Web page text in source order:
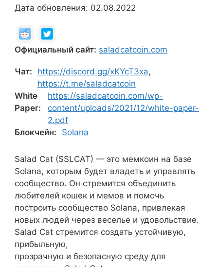
Дата обновления: 02.08.2022
Официальный сайт: saladcatcoin.com
Чат: https://discord.gg/xKYcT3xa,
https://t.me/saladcatcoin
White
Paper:
https://saladcatcoin.com/wp-
content/uploads/2021/12/white-paper-
2.pdf
Блокчейн:
Solana
Salad Cat ($SLCAT) — это мемкоин на базе
Solana, которым будет владеть и управлять
сообщество. Он стремится объединить
любителей кошек и мемов и помочь
построить сообщество Solana, привлекая
новых людей через веселье и удовольствие.
Salad Cat стремится создать устойчивую,
прибыльную,
прозрачную и безопасную среду для